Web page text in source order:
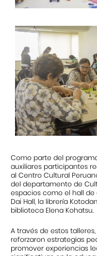
Como parte del
auxiliares participantes
al Centro Cultural
del departamento de
espacios como el hall
Dai Hall, la librería
biblioteca Elena Kohatsu.
A través de estos
reforzaron estrategias
promover experiencias